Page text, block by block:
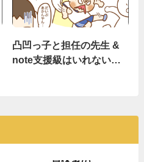
凸凹っ子と担任の先生 &
note支援級はいれない…